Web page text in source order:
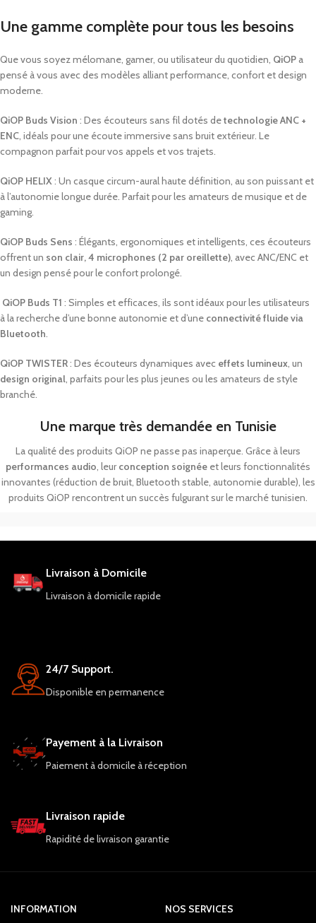
Une gamme complète pourtous les besoins
Quevous soyezmélomane, gamer, ou utilisateurdu quotidien, QiOP a
pensé àvous avec des modèles alliantperformance, confort etdesign
moderne.
QiOP Buds Vision : Des écouteurs sans fildotés detechnologieANC +
ENC, idéals pourune écouteimmersivesans bruit extérieur. Le
compagnon parfaitpourvos appels etvos trajets.
QiOP HELIX: Un casquecircum-auralhautedéfinition, au son puissant et
àl’autonomielonguedurée. Parfaitpourles amateurs demusique etde
gaming.
QiOP Buds Sens : Élégants, ergonomiques etintelligents, ces écouteurs
offrentun son clair,4 microphones (2 par oreillette), avec ANC/ENC et
un design pensépourleconfortprolongé.
QiOP Buds T1 : Simples et efficaces, ils sontidéauxpourles utilisateurs
àlarecherched’unebonne autonomie etd’une connectivitéfluidevia
Bluetooth.
QiOP TWISTER: Des écouteurs dynamiques avec effets lumineux, un
design original, parfaits pourles plus jeunes ou les amateurs destyle
branché.
Une marque très demandée en Tunisie
Laqualitédes produits QiOP nepassepas inaperçue. Grâce àleurs
performances audio, leurconception soignée etleurs fonctionnalités
innovantes (réduction debruit, Bluetooth stable, autonomiedurable), les
produits QiOP rencontrentun succès fulgurantsurlemarchétunisien.
Livraison à Domicile
Livraison à domicile rapide
24/7 Support.
Disponible en permanence
Payement à la Livraison
Paiement à domicile à réception
Livraison rapide
Rapidité de livraison garantie
INFORMATION
NOS SERVICES